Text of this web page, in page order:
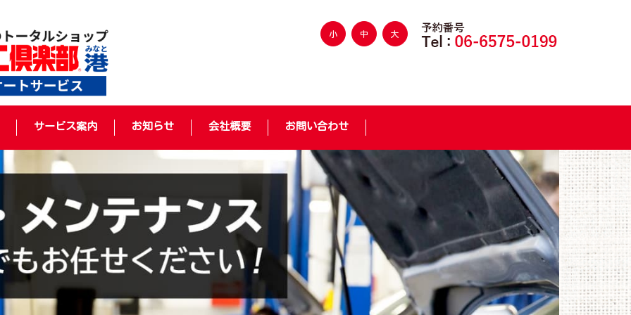
小 中 大
サービス案内 お知らせ 会社概要 お問い合わせ